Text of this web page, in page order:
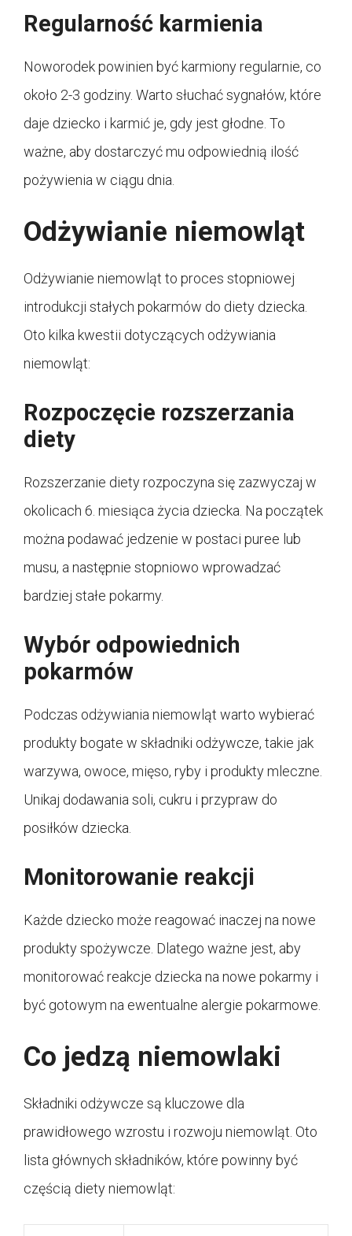
Regularność karmienia
Noworodek powinien być karmiony regularnie, co
około 2-3 godziny. Warto słuchać sygnałów, które
daje dziecko i karmić je, gdy jest głodne. To
ważne, aby dostarczyć mu odpowiednią ilość
pożywienia w ciągu dnia.
Odżywianie niemowląt
Odżywianie niemowląt to proces stopniowej
introdukcji stałych pokarmów do diety dziecka.
Oto kilka kwestii dotyczących odżywiania
niemowląt:
Rozpoczęcie rozszerzania
diety
Rozszerzanie diety rozpoczyna się zazwyczaj w
okolicach 6. miesiąca życia dziecka. Na początek
można podawać jedzenie w postaci puree lub
musu, a następnie stopniowo wprowadzać
bardziej stałe pokarmy.
Wybór odpowiednich
pokarmów
Podczas odżywiania niemowląt warto wybierać
produkty bogate w składniki odżywcze, takie jak
warzywa, owoce, mięso, ryby i produkty mleczne.
Unikaj dodawania soli, cukru i przypraw do
posiłków dziecka.
Monitorowanie reakcji
Każde dziecko może reagować inaczej na nowe
produkty spożywcze. Dlatego ważne jest, aby
monitorować reakcje dziecka na nowe pokarmy i
być gotowym na ewentualne alergie pokarmowe.
Co jedzą niemowlaki
Składniki odżywcze są kluczowe dla
prawidłowego wzrostu i rozwoju niemowląt. Oto
lista głównych składników, które powinny być
częścią diety niemowląt: